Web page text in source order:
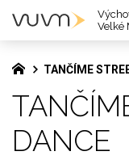
TANČÍME
DANCE
Velké